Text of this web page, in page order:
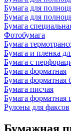
Бумага для
Бумага для
Бумага
Фотобумага
Бумага
Бумага и пленка
Бумага с
Бумага форматная
Бумага форматная
Бумага писчая
Бумага форматная
Рулоны для факсов